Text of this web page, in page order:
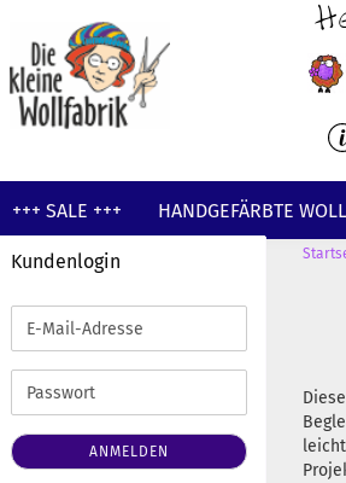
+++ SALE +++ HANDGEFÄRBTE
GUTSCHEINE
Kundenlogin
E-
Mail-
Adresse
Passwort
ANMELDEN